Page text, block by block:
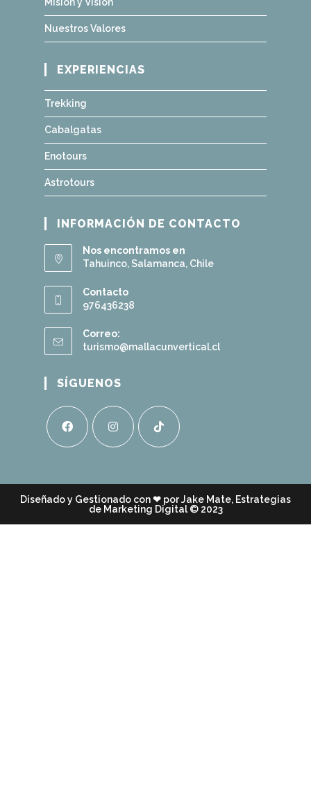
Nuestros Valores
EXPERIENCIAS
Trekking
Cabalgatas
Enotours
Astrotours
INFORMACIÓN DE CONTACTO
Nos encontramos en
Tahuinco, Salamanca, Chile
Contacto
976436238
Correo:
turismo@mallacunvertical.cl
SÍGUENOS
Diseñado y Gestionado con ❤ porJake Mate, Estrategias
de Marketing Digital© 2023